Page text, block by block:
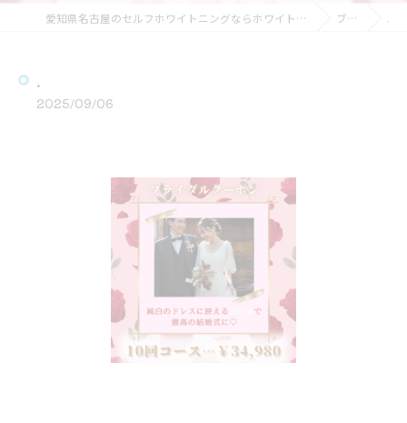
愛知県名古屋のセルフホワイトニングならホワイトニングショップ名古屋店 ブログ .
.
2025/09/06